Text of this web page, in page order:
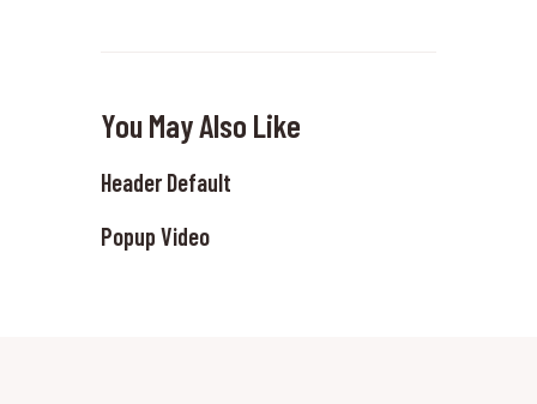
You May Also Like
Header Default
Popup Video